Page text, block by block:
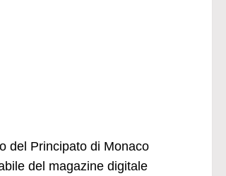
del Principato di Monaco
del magazine digitale